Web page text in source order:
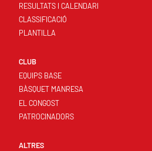
RESULTATS I CALENDARI
CLASSIFICACIÓ
PLANTILLA
CLUB
EQUIPS BASE
BÀSQUET MANRESA
EL CONGOST
PATROCINADORS
ALTRES